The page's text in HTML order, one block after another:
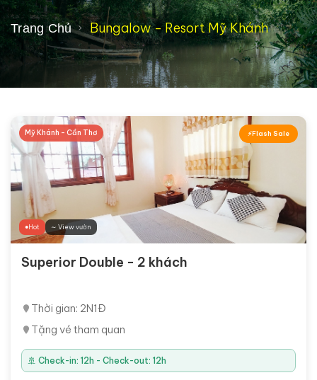
Trang Chủ Bungalow - Resort Mỹ Khánh
Flash Sale
Mỹ Khánh - Cần Thơ
Hot ∼ View vườn
Superior Double - 2 khách
Thời gian: 2N1Đ
Tặng vé tham quan
🚢 Check-in: 12h - Check-out: 12h